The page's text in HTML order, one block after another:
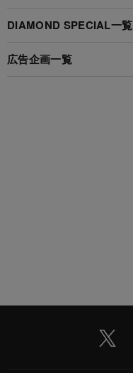
DIAMOND SPECIAL一覧
広告企画一覧